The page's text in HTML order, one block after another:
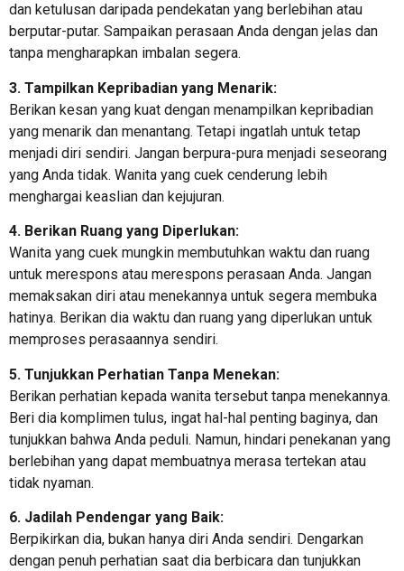
dan ketulusan daripada pendekatan yang berlebihan atau
berputar-putar. Sampaikan perasaan Anda dengan jelas dan
tanpa mengharapkan imbalan segera.
3. Tampilkan Kepribadian yang Menarik:
Berikan kesan yang kuat dengan menampilkan kepribadian
yang menarik dan menantang. Tetapi ingatlah untuk tetap
menjadi diri sendiri. Jangan berpura-pura menjadi seseorang
yang Anda tidak. Wanita yang cuek cenderung lebih
menghargai keaslian dan kejujuran.
4. Berikan Ruang yang Diperlukan:
Wanita yang cuek mungkin membutuhkan waktu dan ruang
untuk merespons atau merespons perasaan Anda. Jangan
memaksakan diri atau menekannya untuk segera membuka
hatinya. Berikan dia waktu dan ruang yang diperlukan untuk
memproses perasaannya sendiri.
5. Tunjukkan Perhatian Tanpa Menekan:
Berikan perhatian kepada wanita tersebut tanpa menekannya.
Beri dia komplimen tulus, ingat hal-hal penting baginya, dan
tunjukkan bahwa Anda peduli. Namun, hindari penekanan yang
berlebihan yang dapat membuatnya merasa tertekan atau
tidak nyaman.
6. Jadilah Pendengar yang Baik:
Berpikirkan dia, bukan hanya diri Anda sendiri. Dengarkan
dengan penuh perhatian saat dia berbicara dan tunjukkan